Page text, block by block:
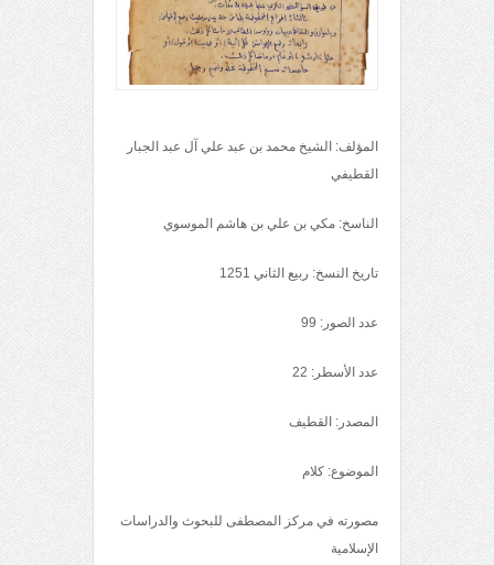
المؤلف: الشيخ محمد بن عبد علي آل عبد الجبار
القطيفي
الناسخ: مكي بن علي بن هاشم الموسوي
تاريخ النسخ: ربيع الثاني 1251
عدد الصور: 99
عدد الأسطر: 22
المصدر: القطيف
الموضوع: كلام
مصورته في مركز المصطفى للبحوث والدراسات
الإسلامية